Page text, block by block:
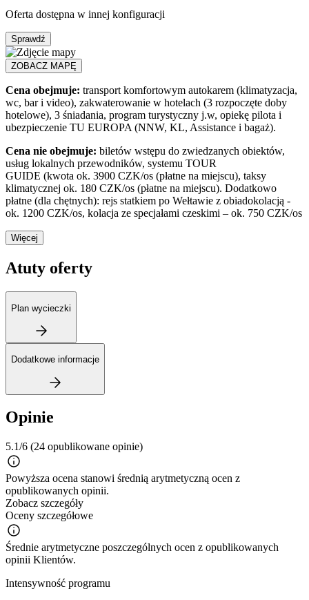
Oferta dostępna w innej konfiguracji
Sprawdź
ZOBACZ MAPĘ
Cena obejmuje: transport komfortowym autokarem (klimatyzacja,
wc, bar i video), zakwaterowanie w hotelach (3 rozpoczęte doby
hotelowe), 3 śniadania, program turystyczny j.w, opiekę pilota i
ubezpieczenie TU EUROPA (NNW, KL, Assistance i bagaż).
Cena nie obejmuje: biletów wstępu do zwiedzanych obiektów,
usług lokalnych przewodników, systemu TOUR
GUIDE (kwota ok. 3900 CZK/os (płatne na miejscu), taksy
klimatycznej ok. 180 CZK/os (płatne na miejscu). Dodatkowo
płatne (dla chętnych): rejs statkiem po Wełtawie z obiadokolacją -
ok. 1200 CZK/os, kolacja ze specjałami czeskimi – ok. 750 CZK/os
Więcej
Atuty oferty
Plan wycieczki
Dodatkowe informacje
Opinie
5.1/6 (24 opublikowane opinie)
Powyższa ocena stanowi średnią arytmetyczną ocen z
opublikowanych opinii.
Zobacz szczegóły
Oceny szczegółowe
Średnie arytmetyczne poszczególnych ocen z opublikowanych
opinii Klientów.
Intensywność programu